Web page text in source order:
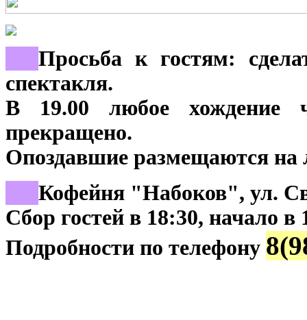
Просьба к гостям:
спектакля.
В 19.00 любое хождение
прекращено.
Опоздавшие размещаются на
Кофейня "Набоков", ул.
Сбор гостей в 18:30, начало в
Подробности по телефону